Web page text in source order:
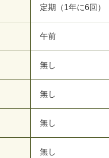
定期（1年に6回）
午前
無し
無し
無し
無し